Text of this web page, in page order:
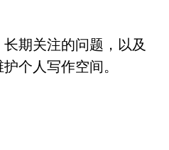
期关注的问题，以及
个人写作空间。